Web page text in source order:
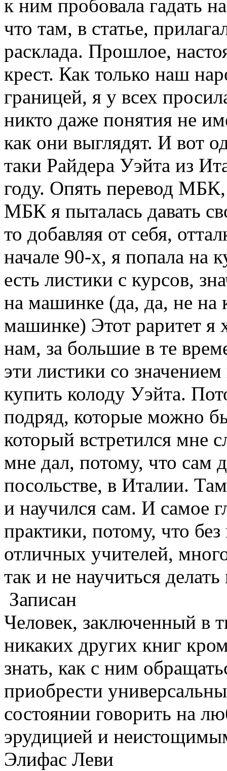
к ним пробовала гадать
что там, в статье,
расклада. Прошлое,
крест. Как только наш
границей, я у всех
никто даже понятия не
как они выглядят. И вот
таки Райдера Уэйта из
году. Опять перевод
МБК я пыталась давать
то добавляя от себя,
начале 90-х, я попала на
есть листики с курсов,
на машинке (да, да, не на
машинке) Этот раритет я
нам, за большие в те
эти листики со
купить колоду Уэйта.
подряд, которые можно
который встретился мне
мне дал, потому, что сам
посольстве, в Италии.
и научился сам. И самое
практики, потому, что
отличных учителей,
так и не научиться делать
Записан
Человек, заключенный
никаких других книг
знать, как с ним
приобрести
состоянии говорить на
эрудицией и
Элифас Леви